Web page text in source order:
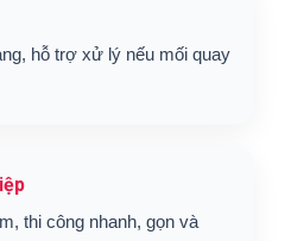
hỗ trợ xử lý nếu mối quay
thi công nhanh, gọn và